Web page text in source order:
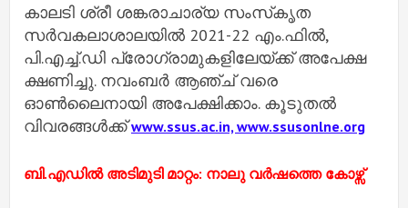
കാലടി ശ്രീ ശങ്കരാചാര്യ സംസ്‌കൃത
സര്‍വകലാശാലയില്‍ 2021-22 എം.ഫില്‍,
പി.എച്ച്‌.ഡി പ്രോഗ്രാമുകളിലേയ്ക്ക് അപേക്ഷ
ക്ഷണിച്ചു. നവംബര്‍ ആ‌ഞ്ച് വരെ
ഓണ്‍ലൈനായി അപേക്ഷിക്കാം. കൂടുതല്‍
വിവരങ്ങള്‍ക്ക്www.ssus.ac.in, www.ssusonlne.org
ബി.എഡില്‍ അടിമുടി മാറ്റം: നാലു വര്‍ഷത്തെ കോഴ്സ്